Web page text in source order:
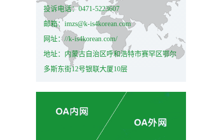
投诉电话：0471-5223607
邮箱：imzs@k-is4korean.com
网址：//k-is4korean.com/
地址：内蒙古自治区呼和浩特市赛罕区鄂尔
多斯东街12号银联大厦10层